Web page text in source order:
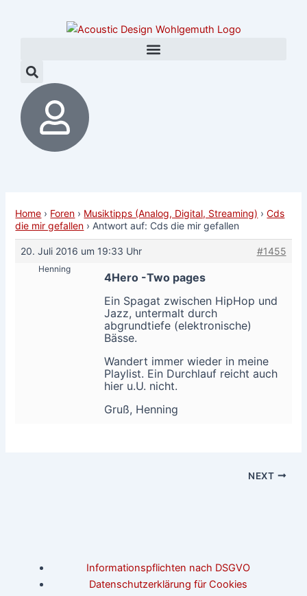
Home › Foren › Musiktipps (Analog, Digital, Streaming) › Cds
die mir gefallen › Antwort auf: Cds die mir gefallen
20. Juli 2016 um 19:33 Uhr #1455
Henning
4Hero -Two pages
Ein Spagat zwischen HipHop und
Jazz, untermalt durch
abgrundtiefe (elektronische)
Bässe.
Wandert immer wieder in meine
Playlist. Ein Durchlauf reicht auch
hier u.U. nicht.
Gruß, Henning
NEXT
Informationspflichten nach DSGVO
Datenschutzerklärung für Cookies